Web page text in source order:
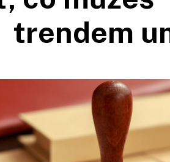
trendem